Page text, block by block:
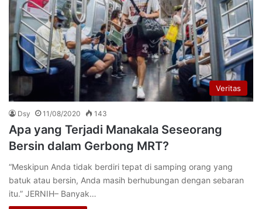
Veritas
Dsy 11/08/2020 143
Apa yang Terjadi Manakala Seseorang
Bersin dalam Gerbong MRT?
“Meskipun Anda tidak berdiri tepat di samping orang yang
batuk atau bersin, Anda masih berhubungan dengan sebaran
itu.” JERNIH– Banyak…